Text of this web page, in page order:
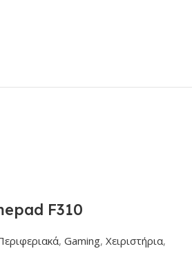
F310
, Gaming, Χειριστήρια,